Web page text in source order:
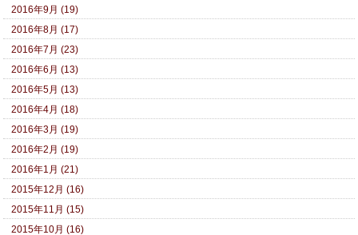
2016年9月 (19)
2016年8月 (17)
2016年7月 (23)
2016年6月 (13)
2016年5月 (13)
2016年4月 (18)
2016年3月 (19)
2016年2月 (19)
2016年1月 (21)
2015年12月 (16)
2015年11月 (15)
2015年10月 (16)